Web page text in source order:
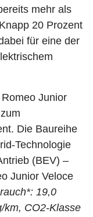
mehr als
20 Prozent
für eine der
Junior
Die Baureihe
Technologie
(BEV) –
Junior Veloce
19,0
km, CO2-Klasse